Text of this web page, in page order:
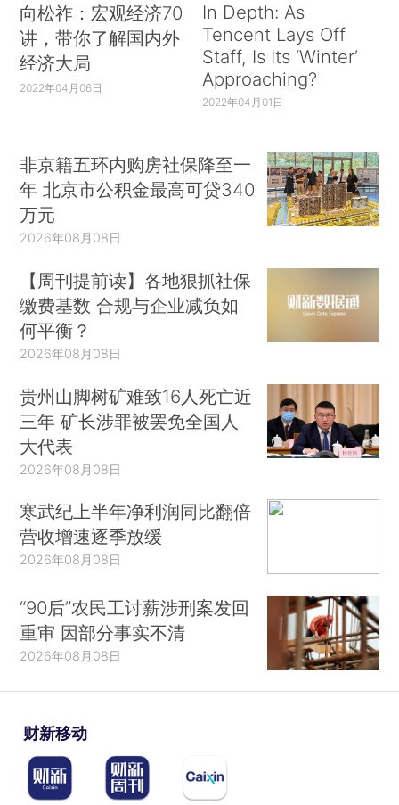
向松祚：宏观经济70
讲，带你了解国内外
经济大局
2022年04月06日
In Depth: As
Tencent Lays Off
Staff, Is Its ‘Winter’
Approaching?
2022年04月01日
非京籍五环内购房社保降至一
年 北京市公积金最高可贷340
万元
2026年08月08日
【周刊提前读】各地狠抓社保
缴费基数 合规与企业减负如
何平衡？
2026年08月08日
贵州山脚树矿难致16人死亡近
三年 矿长涉罪被罢免全国人
大代表
2026年08月08日
寒武纪上半年净利润同比翻倍
营收增速逐季放缓
2026年08月08日
“90后”农民工讨薪涉刑案发回
重审 因部分事实不清
2026年08月08日
财新移动